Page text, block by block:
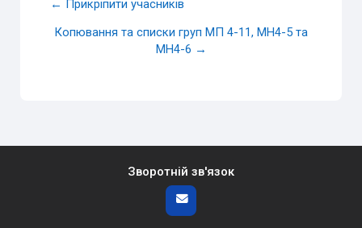
← Прикріпити учасників
Копювання та списки груп МП 4-11, МН4-5 та
МН4-6 →
Зворотній зв'язок